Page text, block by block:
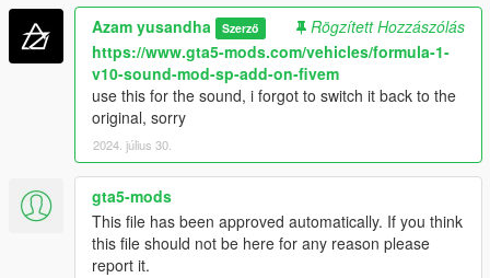
DONT RE UPLOAD ANY WHERE!!!
Prohabited use this for commercial purposes
Prohabited convert this mod to any other game without
permission
Azam yusandha Szerző
Rögzített Hozzászólás
https://www.gta5-mods.com/vehicles/formula-1-
v10-sound-mod-sp-add-on-fivem
use this for the sound, i forgot to switch it back to the
original, sorry
2024. július 30.
gta5-mods
This file has been approved automatically. If you think
this file should not be here for any reason please
report it.